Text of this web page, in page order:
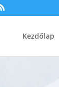
Kezdőlap